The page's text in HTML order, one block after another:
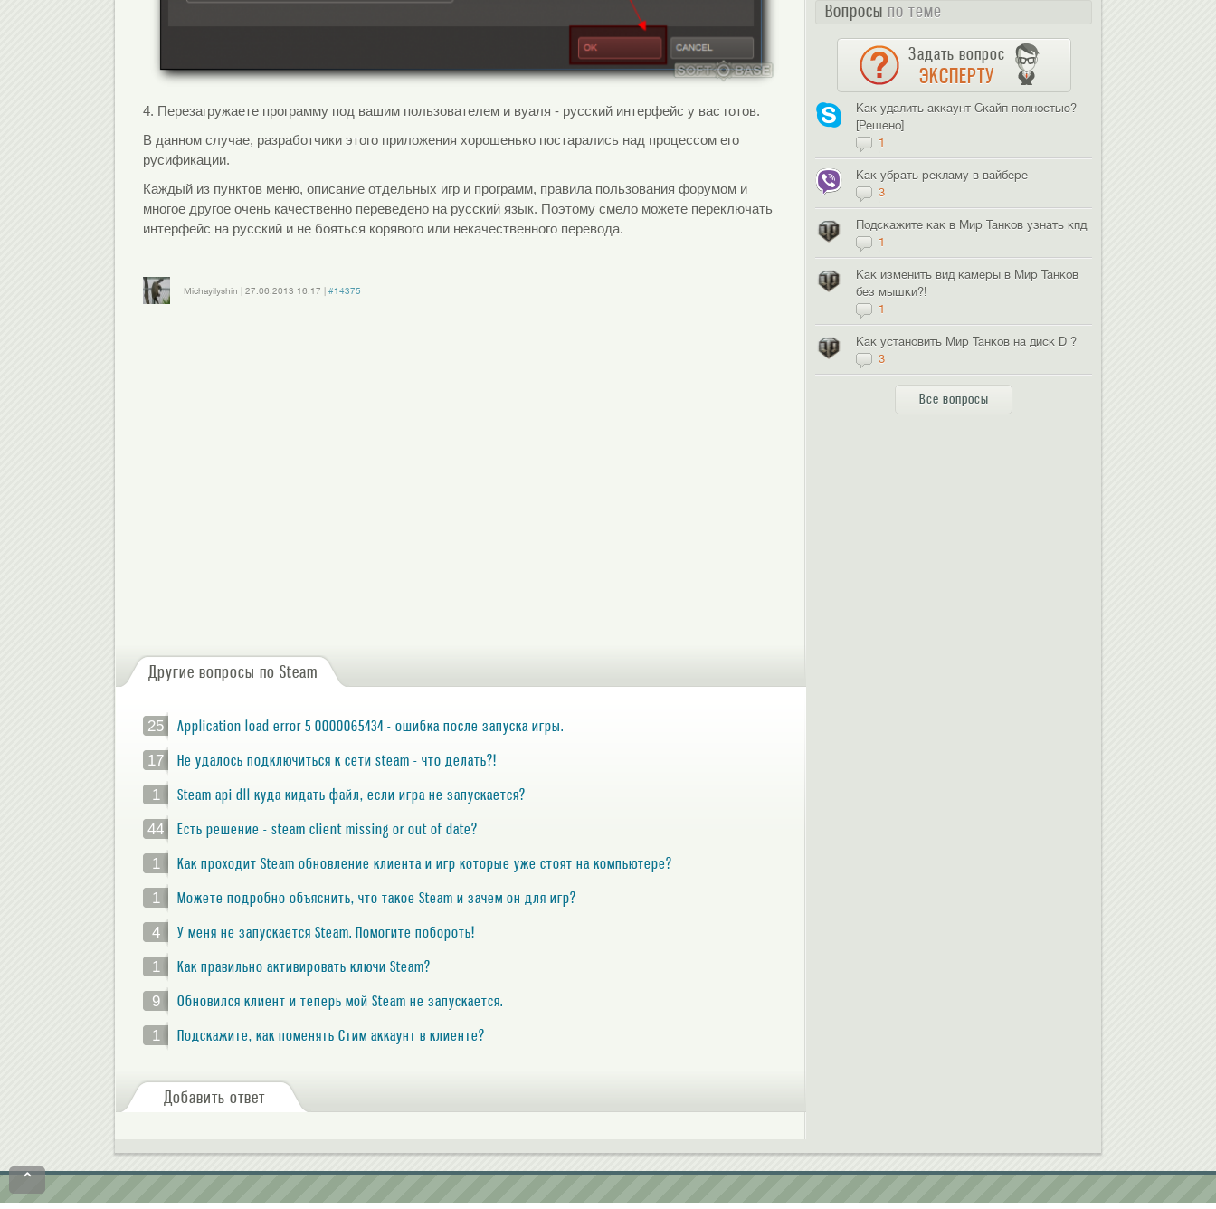
4. Перезагружаете программу под вашим пользователем и вуаля - русский интерфейс у вас готов.
В данном случае, разработчики этого приложения хорошенько постарались над процессом его
русификации.
Каждый из пунктов меню, описание отдельных игр и программ, правила пользования форумом и
многое другое очень качественно переведено на русский язык. Поэтому смело можете переключать
интерфейс на русский и не бояться корявого или некачественного перевода.
Michayilyshin 27.06.2013 16:17
#14375
Другие вопросы по Steam
25
Application load error 5 0000065434 - ошибка после запуска игры.
17
Не удалось подключиться к сети steam - что делать?!
1
Steam api dll куда кидать файл, если игра не запускается?
44
Есть решение - steam client missing or out of date?
1
Как проходит Steam обновление клиента и игр которые уже стоят на компьютере?
1
Можете подробно объяснить, что такое Steam и зачем он для игр?
4
У меня не запускается Steam. Помогите побороть!
1
Как правильно активировать ключи Steam?
9
Обновился клиент и теперь мой Steam не запускается.
1
Подскажите, как поменять Стим аккаунт в клиенте?
Добавить ответ
Вопросы по теме
Задать вопрос
ЭКСПЕРТУ
Как удалить аккаунт Скайп полностью?
[Решено]
1
Как убрать рекламу в вайбере
3
Подскажите как в Мир Танков узнать кпд
1
Как изменить вид камеры в Мир Танков
без мышки?!
1
Как установить Мир Танков на диск D ?
3
Все вопросы
⌃